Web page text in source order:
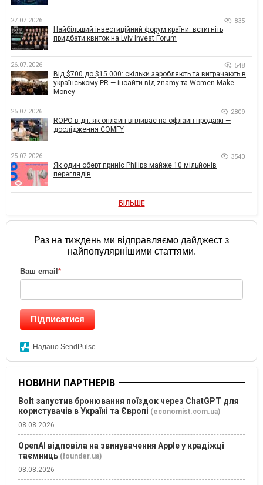
27.07.2026 835
Найбільший інвестиційний форум країни: встигніть
придбати квиток на Lviv Invest Forum
26.07.2026 548
Від $700 до $15 000: скільки заробляють та витрачають в
українському PR — інсайти від znamy та Women Make
Money
25.07.2026 2809
ROPO в дії: як онлайн впливає на офлайн-продажі —
дослідження COMFY
25.07.2026 3540
Як один оберт приніс Philips майже 10 мільйонів
переглядів
БІЛЬШЕ
Раз на тиждень ми відправляємо дайджест з
найпопулярнішими статтями.
Ваш email *
Підписатися
Надано SendPulse
НОВИНИ ПАРТНЕРІВ
Bolt запустив бронювання поїздок через ChatGPT для
користувачів в Україні та Європі (economist.com.ua)
08.08.2026
OpenAI відповіла на звинувачення Apple у крадіжці
таємниць (founder.ua)
08.08.2026